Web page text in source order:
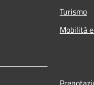
Turismo
Mobilità